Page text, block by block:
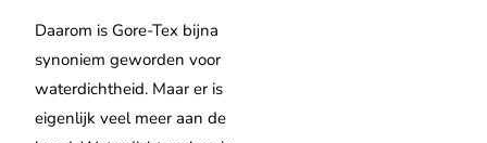
Daarom is Gore-Tex bijna
synoniem geworden voor
waterdichtheid. Maar er is
eigenlijk veel meer aan de